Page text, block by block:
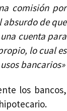
comisión por
de que
cuenta para
lo cual es
bancarios»
los bancos,